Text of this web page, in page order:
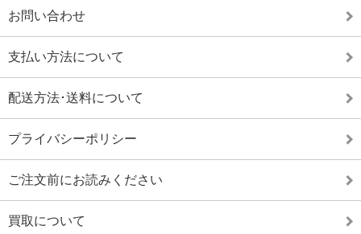
お問い合わせ
支払い方法について
配送方法･送料について
プライバシーポリシー
ご注文前にお読みください
買取について